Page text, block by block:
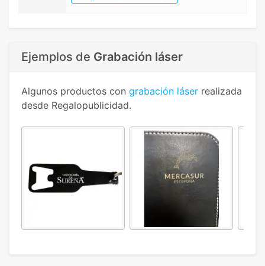
Ejemplos de Grabación láser
Algunos productos con grabación láser realizada
desde Regalopublicidad.